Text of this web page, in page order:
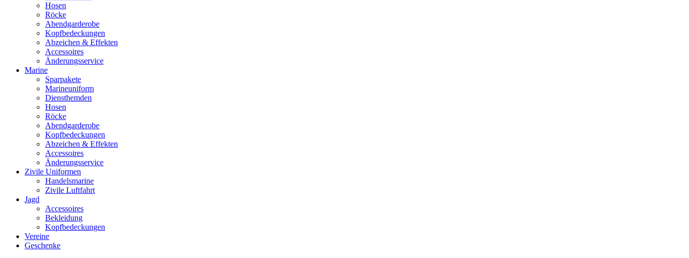
Hosen
Röcke
Abendgarderobe
Kopfbedeckungen
Abzeichen & Effekten
Accessoires
Änderungsservice
Marine
Sparpakete
Marineuniform
Diensthemden
Hosen
Röcke
Abendgarderobe
Kopfbedeckungen
Abzeichen & Effekten
Accessoires
Änderungsservice
Zivile Uniformen
Handelsmarine
Zivile Luftfahrt
Jagd
Accessoires
Bekleidung
Kopfbedeckungen
Vereine
Geschenke